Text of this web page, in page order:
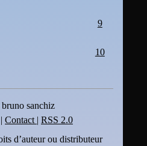
9
10
sanchiz
Contact | RSS 2.0
d’auteur ou distributeur